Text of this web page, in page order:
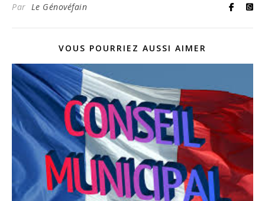
Par Le Génovéfain
VOUS POURRIEZ AUSSI AIMER